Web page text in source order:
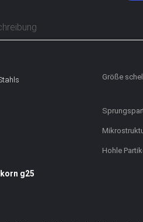
Größe
Hohle
g25